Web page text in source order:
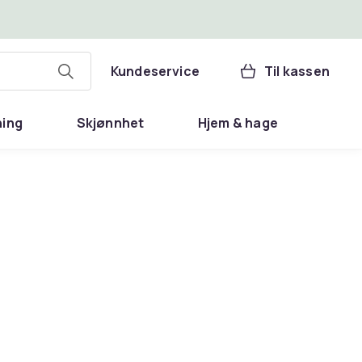
Kundeservice Til kassen
Skjønnhet Hjem & hage